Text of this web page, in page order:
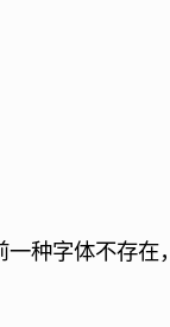
种字体不存